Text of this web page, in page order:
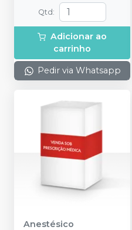
Qtd :
Adicionar ao
carrinho
Pedir via Whatsapp
Anestésico